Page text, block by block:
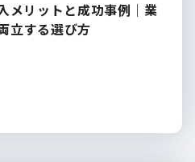
メリットと成功事例｜業
立する選び方